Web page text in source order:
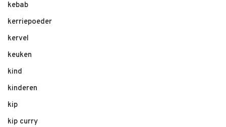
kebab
kerriepoeder
kervel
keuken
kind
kinderen
kip
kip curry